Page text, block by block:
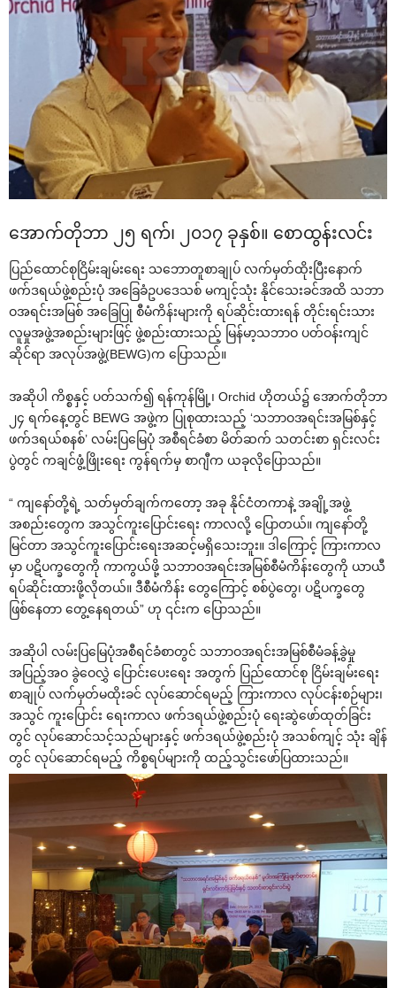
‌အောက်တိုဘာ ၂၅ ရက်၊ ၂၀၁၇ ခုနှစ်။ ‌စောထွန်းလင်း
ပြည်‌ထောင်စုငြိမ်းချမ်း‌ရေး သ‌ဘောတူစာချုပ် လက်မှတ်ထိုးပြီး‌နောက်
ဖက်ဒရယ်ဖွဲ့စည်းပုံ အ‌ခြေခံဥပ‌ဒေသစ် မကျင့်သုံး နိုင်‌သေးခင်အထိ သဘာ
ဝအရင်းအမြစ် အ‌ခြေပြု စီမံကိန်းများကို ရပ်ဆိုင်းထားရန် တိုင်းရင်းသား
လူမှုအဖွဲ့အစည်းများဖြင့် ဖွဲ့စည်းထားသည့် မြန်မာ့သဘာဝ ပတ်ဝန်းကျင်
ဆိုင်ရာ အလုပ်အဖွဲ့(BEWG)က ‌ပြောသည်။
အဆိုပါ ကိစ္စနှင့် ပတ်သက်၍ ရန်ကုန်မြို့၊ Orchid ဟိုတယ်၌ ‌အောက်တိုဘာ
၂၄ ရက်‌နေ့တွင် BEWG အဖွဲ့က ပြုစုထားသည့် ‘သဘာဝအရင်းအမြစ်နှင့်
ဖက်ဒရယ်စနစ်’ လမ်းပြ‌မြေပုံ အစီရင်ခံစာ မိတ်ဆက် သတင်းစာ ရှင်းလင်း
ပွဲတွင် ကချင်ဖွံ့ဖြိုး‌ရေး ကွန်ရက်မှ စာဂျီက ယခုလို‌ပြောသည်။
“ ကျ‌နော်တို့ရဲ့ သတ်မှတ်ချက်က‌တော့ အခု နိုင်ငံတကာနဲ့ အချို့အဖွဲ့
အစည်း‌တွေက အသွင်ကူး‌ပြောင်း‌ရေး ကာလလို့ ‌ပြောတယ်။ ကျ‌နော်တို့
မြင်တာ အသွင်ကူး‌ပြောင်း‌ရေးအဆင့်မရှိ‌သေးဘူး။ ဒါ‌ကြောင့် ကြားကာလ
မှာ ပဋိပက္ခ‌တွေကို ကာကွယ်ဖို့ သဘာဝအရင်းအမြစ်စီမံကိန်း‌တွေကို ယာယီ
ရပ်ဆိုင်းထားဖို့လိုတယ်။ ဒီစီမံကိန်း ‌တွေ‌ကြောင့် စစ်ပွဲ‌တွေ၊ ပဋိပက္ခ‌တွေ
ဖြစ်‌နေတာ ‌တွေ့‌နေရတယ်” ဟု ၎င်းက ‌ပြောသည်။
အဆိုပါ လမ်းပြ‌မြေပုံအစီရင်ခံစာတွင် သဘာဝအရင်းအမြစ်စီမံခန့်ခွဲမှု
အပြည့်အဝ ခွဲ‌ဝေလွှဲ ‌ပြောင်း‌ပေး‌ရေး အတွက် ပြည်‌ထောင်စု ငြိမ်းချမ်း‌ရေး
စာချုပ် လက်မှတ်မထိုးခင် လုပ်‌ဆောင်ရမည့် ကြားကာလ လုပ်ငန်းစဉ်များ၊
အသွင် ကူး‌ပြောင်း ‌ရေးကာလ ဖက်ဒရယ်ဖွဲ့စည်းပုံ ‌ရေးဆွဲ‌ဖော်ထုတ်ခြင်း
တွင် လုပ်‌ဆောင်သင့်သည်များနှင့် ဖက်ဒရယ်ဖွဲ့စည်းပုံ အသစ်ကျင့် သုံး ချိန်
တွင် လုပ်‌ဆောင်ရမည့် ကိစ္စရပ်များကို ထည့်သွင်း‌ဖော်ပြထားသည်။